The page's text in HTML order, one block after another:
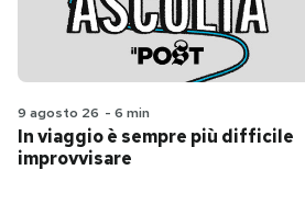
9 agosto 26 - 6 min
In viaggio è sempre più difficile
improvvisare